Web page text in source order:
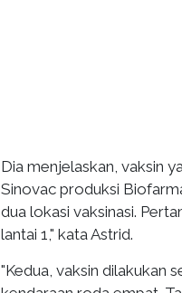
Dia menjelaskan, vaksin
Sinovac produksi
dua lokasi vaksinasi.
lantai 1," kata Astrid.
"Kedua, vaksin dilakukan